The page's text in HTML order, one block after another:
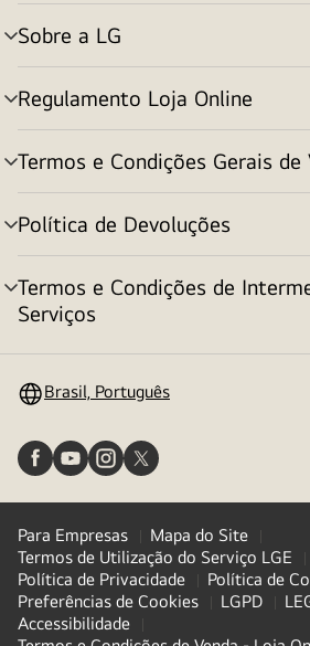
Sobre a LG
alternar
menu
Regulamento Loja Online
alternar
menu
Termos e Condições Gerais de
alternar
menu
Política de Devoluções
alternar
menu
Termos e Condições de
Serviços
alternar
Brasil, Português
Para Empresas
Mapa do Site
Termos de Utilização do Serviço LGE
Política de Privacidade
Política de
Preferências de Cookies
LGPD
Accessibilidade